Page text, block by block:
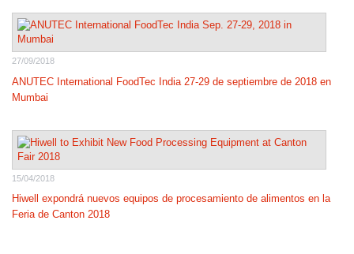
27/09/2018
ANUTEC International FoodTec India 27-29 de septiembre de 2018 en
Mumbai
15/04/2018
Hiwell expondrá nuevos equipos de procesamiento de alimentos en la
Feria de Canton 2018